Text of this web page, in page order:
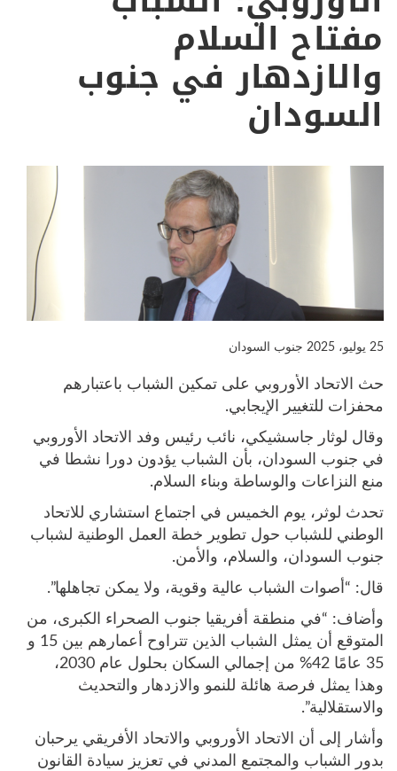
مفتاح السلام
والازدهار في جنوب
السودان
25 يوليو، 2025 جنوب السودان
حث الاتحاد الأوروبي على تمكين الشباب باعتبارهم
محفزات للتغيير الإيجابي.
وقال لوثار جاسشيكي، نائب رئيس وفد الاتحاد الأوروبي
في جنوب السودان، بأن الشباب يؤدون دورا نشطا في
منع النزاعات والوساطة وبناء السلام.
تحدث لوثر، يوم الخميس في اجتماع استشاري للاتحاد
الوطني للشباب حول تطوير خطة العمل الوطنية لشباب
جنوب السودان، والسلام، والأمن.
قال: “أصوات الشباب عالية وقوية، ولا يمكن تجاهلها”.
وأضاف: “في منطقة أفريقيا جنوب الصحراء الكبرى، من
المتوقع أن يمثل الشباب الذين تتراوح أعمارهم بين 15 و
35 عامًا 42% من إجمالي السكان بحلول عام 2030،
وهذا يمثل فرصة هائلة للنمو والازدهار والتحديث
والاستقلالية”.
وأشار إلى أن الاتحاد الأوروبي والاتحاد الأفريقي يرحبان
بدور الشباب والمجتمع المدني في تعزيز سيادة القانون